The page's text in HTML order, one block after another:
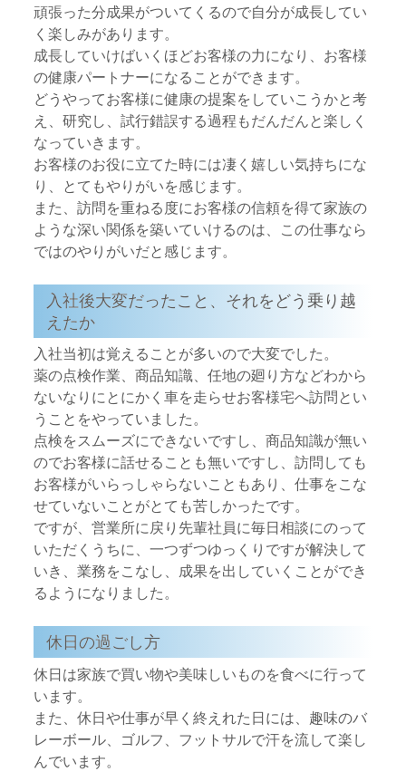
頑張った分成果がついてくるので自分が成長してい
く楽しみがあります。
成長していけばいくほどお客様の力になり、お客様
の健康パートナーになることができます。
どうやってお客様に健康の提案をしていこうかと考
え、研究し、試行錯誤する過程もだんだんと楽しく
なっていきます。
お客様のお役に立てた時には凄く嬉しい気持ちにな
り、とてもやりがいを感じます。
また、訪問を重ねる度にお客様の信頼を得て家族の
ような深い関係を築いていけるのは、この仕事なら
ではのやりがいだと感じます。
入社後大変だったこと、それをどう乗り越
えたか
入社当初は覚えることが多いので大変でした。
薬の点検作業、商品知識、任地の廻り方などわから
ないなりにとにかく車を走らせお客様宅へ訪問とい
うことをやっていました。
点検をスムーズにできないですし、商品知識が無い
のでお客様に話せることも無いですし、訪問しても
お客様がいらっしゃらないこともあり、仕事をこな
せていないことがとても苦しかったです。
ですが、営業所に戻り先輩社員に毎日相談にのって
いただくうちに、一つずつゆっくりですが解決して
いき、業務をこなし、成果を出していくことができ
るようになりました。
休日の過ごし方
休日は家族で買い物や美味しいものを食べに行って
います。
また、休日や仕事が早く終えれた日には、趣味のバ
レーボール、ゴルフ、フットサルで汗を流して楽し
んでいます。